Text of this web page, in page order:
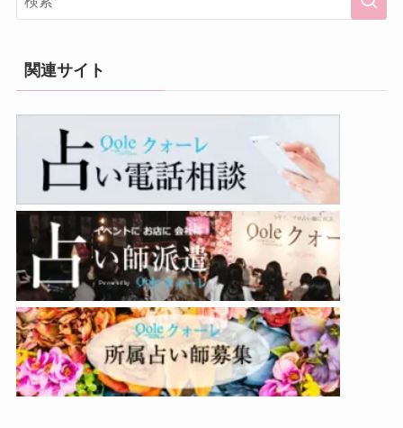
関連サイト